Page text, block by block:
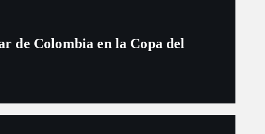
de Colombia en la Copa del